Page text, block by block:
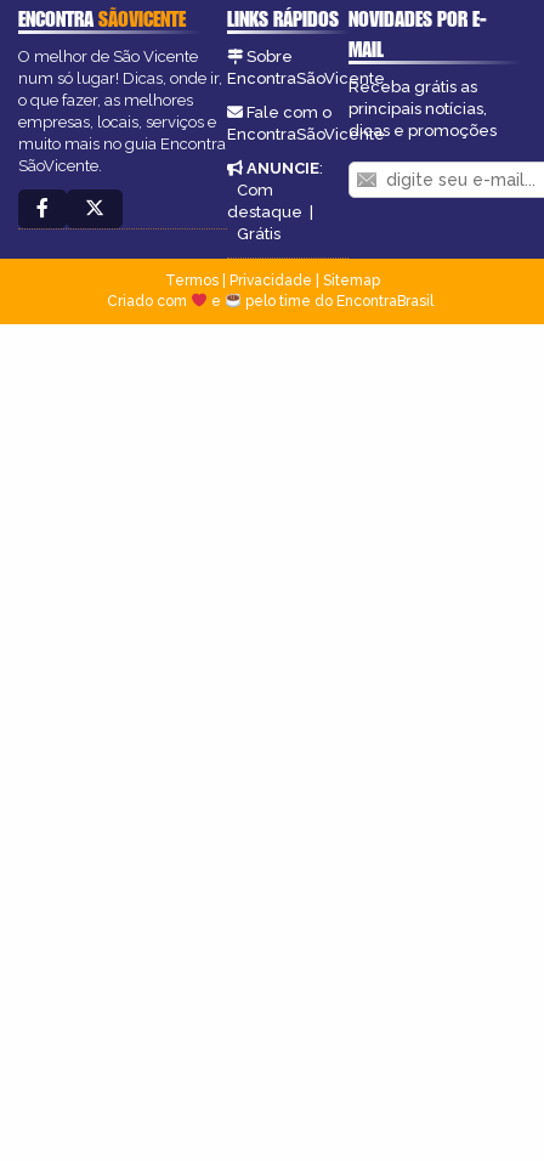
ENCONTRASÃOVICENTE
O melhor de São Vicente
num só lugar! Dicas, onde ir,
o que fazer, as melhores
empresas, locais, serviços e
muito mais no guia Encontra
SãoVicente.
LINKS RÁPIDOS
Sobre
EncontraSãoVicente
Fale com o
EncontraSãoVicente
ANUNCIE:
Com
destaque |
Grátis
NOVIDADES POR E-
MAIL
Receba grátis as
principais notícias,
dicas e promoções
Termos| Privacidade
Sitemap
Criado com
e pelo time do EncontraBrasil